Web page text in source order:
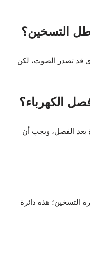
التسخين؟
قد تصدر الصوت، لكن
الكهرباء؟
بعد الفصل، ويجب أن
التسخين؛ هذه دائرة